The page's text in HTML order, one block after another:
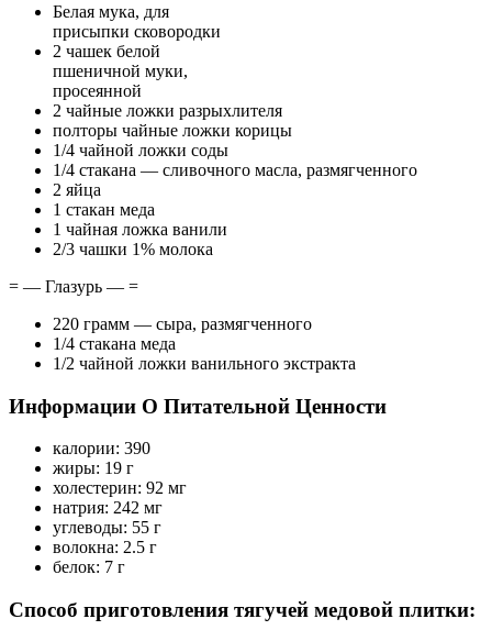
Белая мука, для
присыпки сковородки
2 чашек белой
пшеничной муки,
просеянной
2 чайные ложки разрыхлителя
полторы чайные ложки корицы
1/4 чайной ложки соды
1/4 стакана — сливочного масла, размягченного
2 яйца
1 стакан меда
1 чайная ложка ванили
2/3 чашки 1% молока
= — Глазурь — =
220 грамм — сыра, размягченного
1/4 стакана меда
1/2 чайной ложки ванильного экстракта
Информации О Питательной Ценности
калории: 390
жиры: 19 г
холестерин: 92 мг
натрия: 242 мг
углеводы: 55 г
волокна: 2.5 г
белок: 7 г
Способ приготовления тягучей медовой плитки: